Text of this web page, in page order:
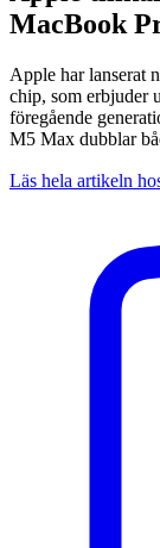
MacBook
Apple har lanserat
chip, som erbjuder
föregående
M5 Max dubblar
Läs hela artikeln